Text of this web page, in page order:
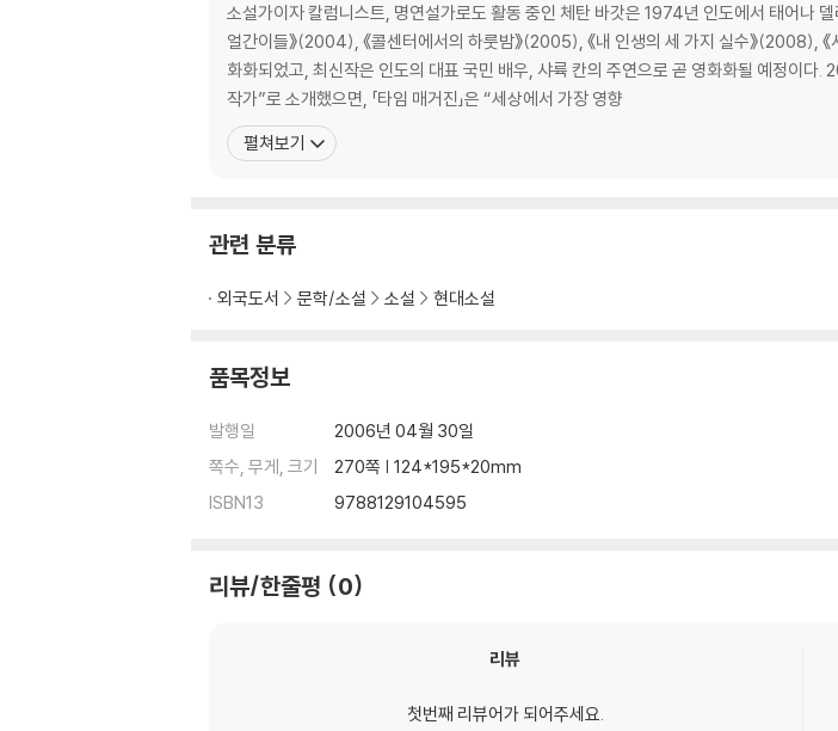
소설가이자 칼럼니스트, 명연설가로도 활동 중인 체탄 바갓은 1974년 인도에서 태어나
얼간이들》(2004), 《콜센터에서의 하룻밤》(2005), 《내 인생의 세 가지 실수》(2008),
화화되었고, 최신작은 인도의 대표 국민 배우, 샤륙 칸의 주연으로 곧 영화화될 예정이다.
작가”로 소개했으면, 「타임 매거진」은 “세상에서 가장 영향
펼쳐보기
관련 분류
외국도서 문학/소설 소설 현대소설
품목정보
발행일
2006년 04월 30일
쪽수, 무게, 크기
270쪽 | 124*195*20mm
ISBN13
9788129104595
리뷰/한줄평 0
리뷰
첫번째 리뷰어가 되어주세요.